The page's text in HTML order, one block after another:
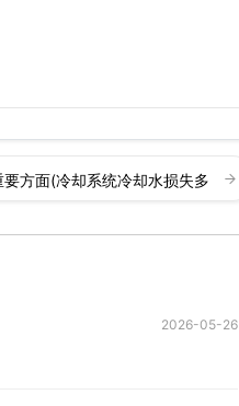
方面(冷却系统冷却水损失多
2026-05-26